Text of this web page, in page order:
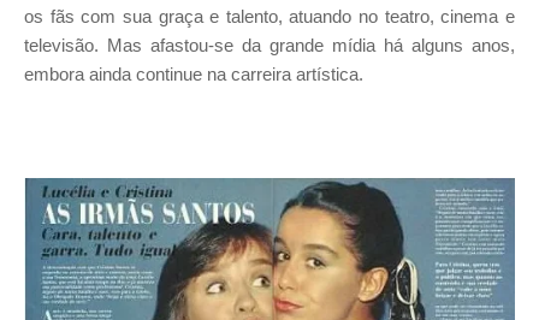
os fãs com sua graça e talento, atuando no teatro, cinema e
televisão. Mas afastou-se da grande mídia há alguns anos,
embora ainda continue na carreira artística.